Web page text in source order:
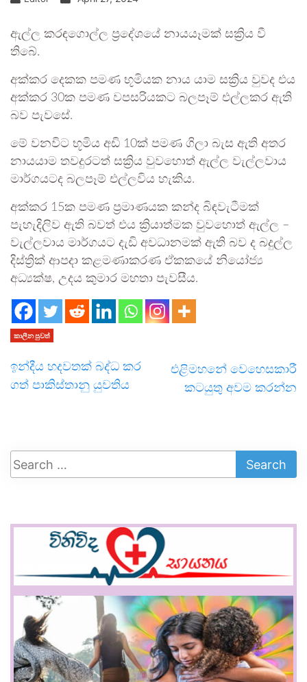
ඇල්ල කරඳගොල්ල ප්‍රදේශයේ නායයෑමක් සක්‍රිය වී
තිබේ.
අක්කර දෙකක පමණ භූමියක නාය යාම සක්‍රිය වුවද එය
අක්කර 30ක පමණ වපසරියකට බලපෑම් එල්ලකර ඇති
බව පැවසේ.
මේ වනවිට භූමිය අඩි 10ක් පමණ ගිලා බැස ඇති අතර
නායයාම තවදුරටත් සක්‍රිය වුවහොත් ඇල්ල වැල්ලවාය
මාර්ගයටද බලපෑම් එල්ලවිය හැකිය.
අක්කර 15ක පමණ ප්‍රමාණයක කන්ද බිඳවැටීමක්
පැහැදිලිව ඇති බවත් එය ක්‍රියාත්මක වුවහොත් ඇල්ල –
වැල්ලවාය මාර්ගයට දැඩි අවධානමක් ඇති බව ද බදුල්ල
දිස්ත්‍රික් ආපදා කළමණාකරණ ඒකකයේ නියෝජ්‍ය
අධ්‍යක්ෂ, උදය කුමාර මහතා පැවසීය.
කාලීන පුවත්
ඉන්දීය හදවතක් බද්ධ කර
ගත් පාකිස්තානු යුවතිය
එළිමහනේ වෙහෙසකාරී
කටයුතු අවම කරන්න